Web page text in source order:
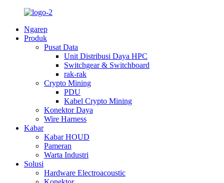
Ngarep
Produk
Pusat Data
Unit Distribusi Daya HPC
Switchgear & Switchboard
rak-rak
Crypto Mining
PDU
Kabel Crypto Mining
Konektor Daya
Wire Harness
Kabar
Kabar HOUD
Pameran
Warta Industri
Solusi
Hardware Electroacoustic